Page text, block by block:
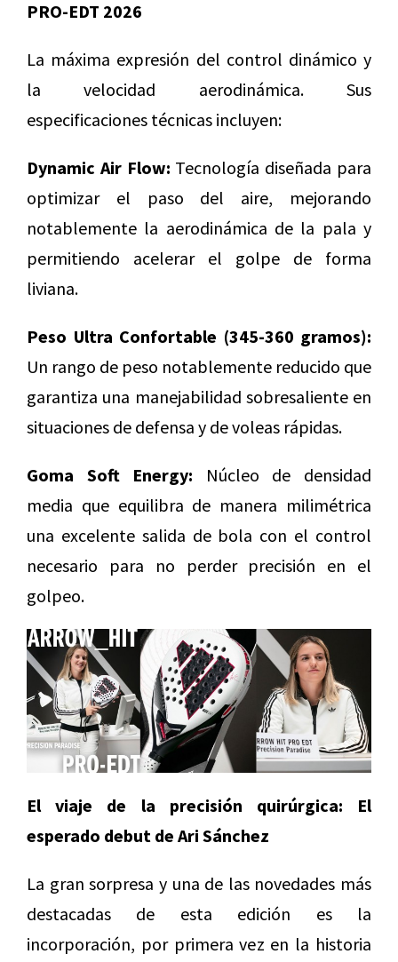
PRO-EDT 2026
La máxima expresión del control dinámico y
la velocidad aerodinámica. Sus
especificaciones técnicas incluyen:
Dynamic Air Flow: Tecnología diseñada para
optimizar el paso del aire, mejorando
notablemente la aerodinámica de la pala y
permitiendo acelerar el golpe de forma
liviana.
Peso Ultra Confortable (345-360 gramos):
Un rango de peso notablemente reducido que
garantiza una manejabilidad sobresaliente en
situaciones de defensa y de voleas rápidas.
Goma Soft Energy: Núcleo de densidad
media que equilibra de manera milimétrica
una excelente salida de bola con el control
necesario para no perder precisión en el
golpeo.
El viaje de la precisión quirúrgica: El
esperado debut de Ari Sánchez
La gran sorpresa y una de las novedades más
destacadas de esta edición es la
incorporación, por primera vez en la historia